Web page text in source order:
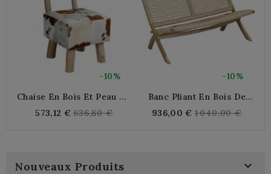
-10%
Chaise En Bois Et Peau De
573,12 € Regular
636,80 €
-10%
Banc Pliant En Bois De
Rotin Synthétique
936,00 € Regular
1 040,00 €
Nouveaux Produits 